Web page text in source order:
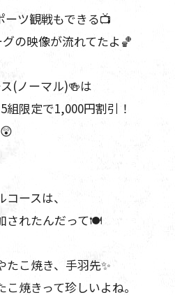
ツ観戦もできる📺
の映像が流れてたよ🏀
(ノーマル)🍻は
限定で1,000円割引！
ースは、
されたんだって🍽️
こ焼き、手羽先✨
焼きって珍しいよね。